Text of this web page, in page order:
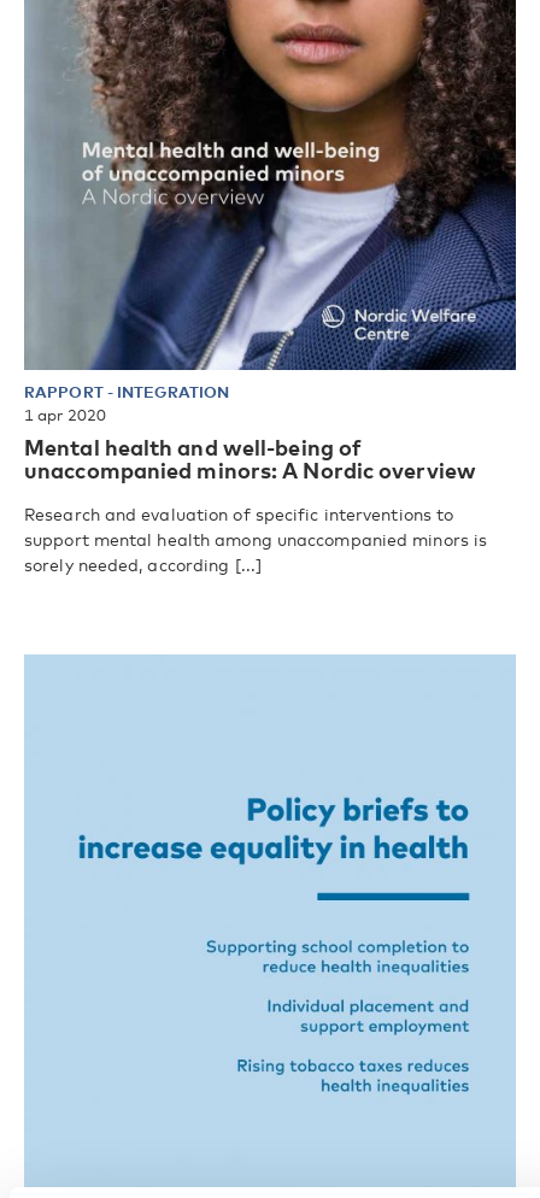
RAPPORT- INTEGRATION
1 apr 2020
Mental health and well-being of
unaccompanied minors: A Nordic overview
Research and evaluation of specific interventions to
support mental health among unaccompanied minors is
sorely needed, according [...]